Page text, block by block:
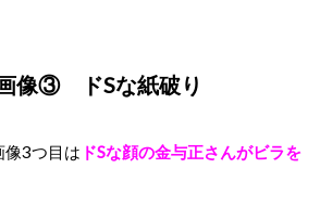
像③ ドSな紙破り
像3つ目は ドSな顔の金与正さんがビラを